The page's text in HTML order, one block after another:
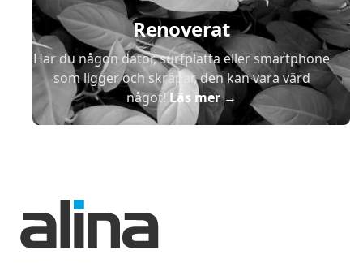
Renoverat
Har du någon dator, surfplatta eller smartphone
som ligger och skräpar, den kan vara värd
något!Läs mer→